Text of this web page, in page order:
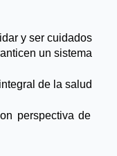
y ser cuidados
un sistema
de la salud
perspectiva de